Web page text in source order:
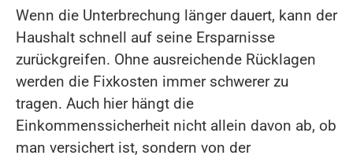
Wenn die Unterbrechung länger dauert, kann der
Haushalt schnell auf seine Ersparnisse
zurückgreifen. Ohne ausreichende Rücklagen
werden die Fixkosten immer schwerer zu
tragen. Auch hier hängt die
Einkommenssicherheit nicht allein davon ab, ob
man versichert ist, sondern von der